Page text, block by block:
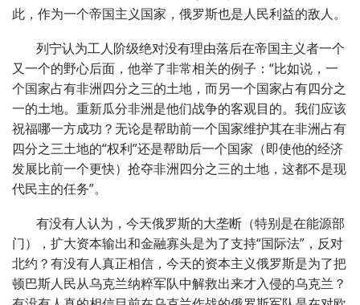
此，作为一个帝国主义国家，俄罗斯也是人民利益的敌人。
列宁认为工人阶级绝对没有理由落后在帝国主义者一个
又一个的野心后面，他举了非常相关的例子：“比如说，一
个国家占有非洲四分之三的土地，而另一个国家占有四分之
一的土地。重新瓜分非洲是他们战争的客观目的。我们应该
祝福哪一方成功？无论是帮助前一个国家维护其在非洲占有
四分之三土地的“权利”还是帮助后一个国家（即使他的经济
发展比前一个更快）抢夺非洲四分之三的土地，这都不是现
代民主的任务”。
有没有人认为，今天俄罗斯的大垄断（特别是在能源部
门），扩大资本输出和金融寡头是为了支持“国际法”，反对
北约？有没有人真正相信，今天的资本主义俄罗斯是为了把
顿巴斯人民从乌克兰纳粹军队中解救出来才入侵的乌克兰？